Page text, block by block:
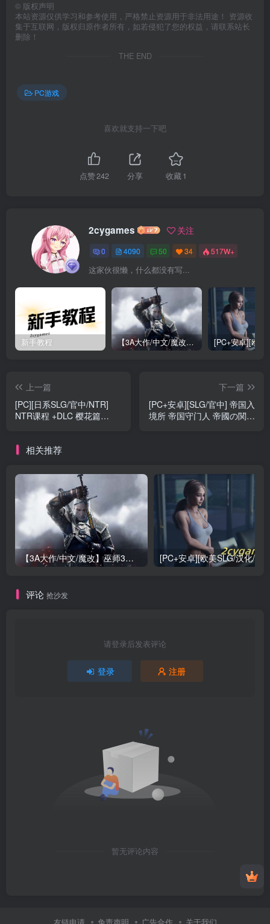
© 版权声明
本站资源仅供学习和参考使用，严格禁止资源用于非法用途！ 资源收
集于互联网，版权归原作者所有，如若侵犯了您的权益，请联系站长
删除！
THE END
PC游戏
喜欢就支持一下吧
点赞242 分享 收藏1
2cygames 关注
0 4090 50 34 517W+
这家伙很懒，什么都没有写...
新手教程 【3A大作/中文/魔改】巫师3：狂嫖 绅士邪恶魔改版[解压即玩小白福音]【170G/新魔改】
上一篇
[PC][日系SLG/官中/NTR]
NTR课程 +DLC 樱花篇
下一篇
[PC+安卓][SLG/官中] 帝国入
境所 帝国守门人 帝國の関所
相关推荐
【3A大作/中文/魔改】巫师3：狂嫖 绅士邪恶魔改版[解压即玩小白福音]【170G/新魔改】
评论 抢沙发
请登录后发表评论
登录 注册
暂无评论内容
友链申请 免责声明 广告合作 关于我们